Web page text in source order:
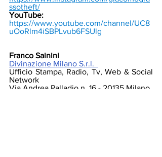
ssotheft/
YouTube:
https://www.youtube.com/channel/UC8
uOoRlm4iSBPLvub6FSUlg
Franco Sainini
Divinazione Milano S.r.l.
Ufficio Stampa, Radio, Tv, Web & Social
Network